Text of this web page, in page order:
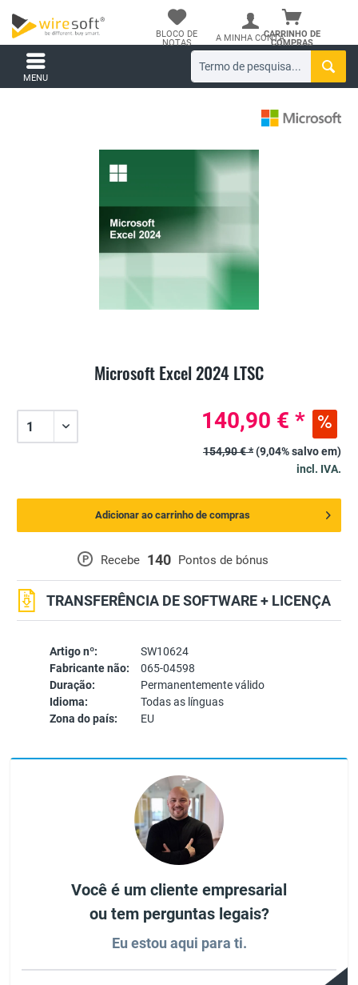
CARRINHO DE
COMPRAS
BLOCO DE
NOTAS
A MINHA CONTA
MENU
Microsoft Excel 2024 LTSC
Artigo nº:
SW10624
Fabricante não:
065-04598
Duração:
Permanentemente válido
Idioma:
Todas as línguas
Zona do país:
EU
P Recebe 140 Pontos de bónus
TRANSFERÊNCIA DE SOFTWARE + LICENÇA
140,90 € *
154,90 € *(9,04% salvo em)
incl. IVA.
Adicionar ao carrinho de compras
Você é um cliente empresarial
ou tem perguntas legais?
Eu estou aqui para ti.